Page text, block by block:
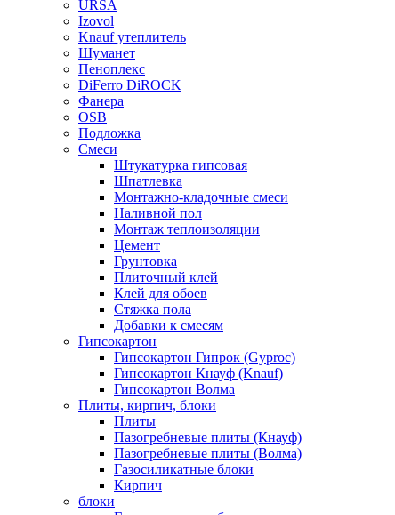
URSA
Izovol
Knauf утеплитель
Шуманет
Пеноплекс
DiFerro DiROCK
Фанера
OSB
Подложка
Смеси
Штукатурка гипсовая
Шпатлевка
Монтажно-кладочные смеси
Наливной пол
Монтаж теплоизоляции
Цемент
Грунтовка
Плиточный клей
Клей для обоев
Стяжка пола
Добавки к смесям
Гипсокартон
Гипсокартон Гипрок (Gyproc)
Гипсокартон Кнауф (Knauf)
Гипсокартон Волма
Плиты, кирпич, блоки
Плиты
Пазогребневые плиты (Кнауф)
Пазогребневые плиты (Волма)
Газосиликатные блоки
Кирпич
блоки